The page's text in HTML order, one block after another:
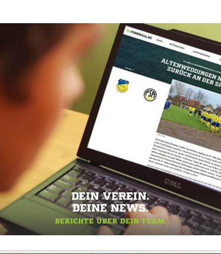
DEIN VEREIN.
DEINE NEWS.
BERICHTE ÜBER DEIN TEAM.